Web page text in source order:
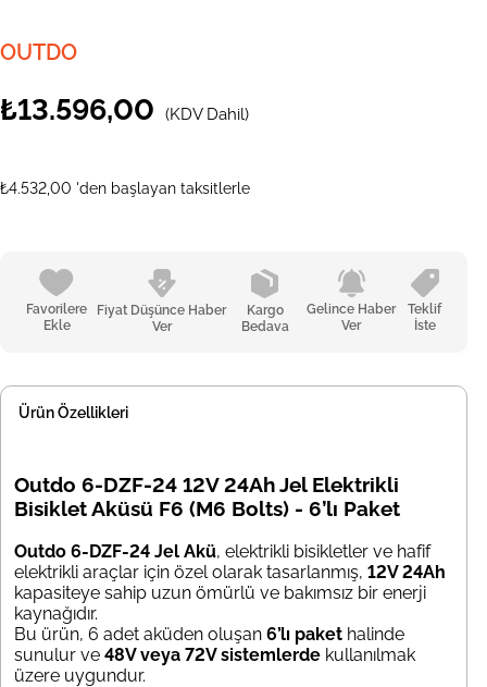
OUTDO
₺13.596,00 (KDV Dahil)
₺4.532,00 'den başlayan taksitlerle
Favorilere
Ekle
Fiyat Düşünce Haber
Ver
Kargo
Bedava
Gelince Haber
Ver
Teklif
İste
Ürün Özellikleri
Outdo 6-DZF-24 12V 24Ah Jel Elektrikli
Bisiklet Aküsü F6 (M6 Bolts) - 6’lı Paket
Outdo 6-DZF-24 Jel Akü, elektrikli bisikletler ve hafif
elektrikli araçlar için özel olarak tasarlanmış, 12V 24Ah
kapasiteye sahip uzun ömürlü ve bakımsız bir enerji
kaynağıdır.
Bu ürün, 6 adet aküden oluşan 6’lı paket halinde
sunulur ve 48V veya 72V sistemlerde kullanılmak
üzere uygundur.